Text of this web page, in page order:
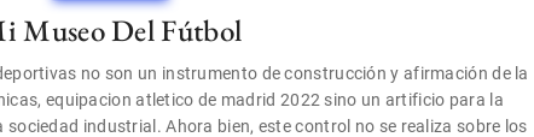
Museo Del Fútbol
no son un instrumento de construcción y afirmación de la
equipacion atletico de madrid 2022 sino un artificio para la
industrial. Ahora bien, este control no se realiza sobre los